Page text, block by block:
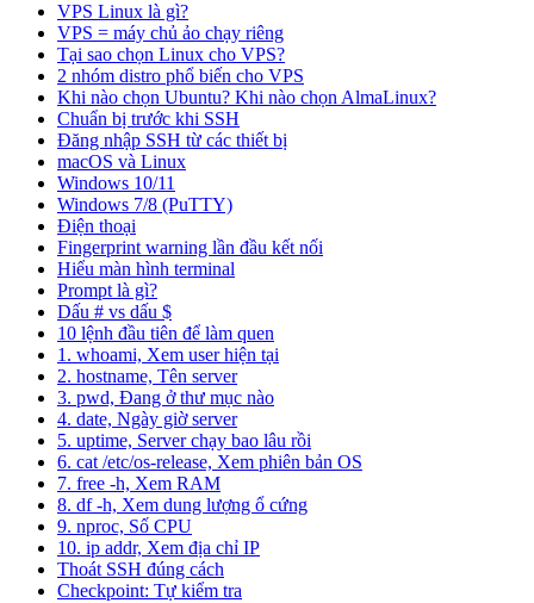
VPS Linux là gì?
VPS = máy chủ ảo chạy riêng
Tại sao chọn Linux cho VPS?
2 nhóm distro phổ biến cho VPS
Khi nào chọn Ubuntu? Khi nào chọn AlmaLinux?
Chuẩn bị trước khi SSH
Đăng nhập SSH từ các thiết bị
macOS và Linux
Windows 10/11
Windows 7/8 (PuTTY)
Điện thoại
Fingerprint warning lần đầu kết nối
Hiểu màn hình terminal
Prompt là gì?
Dấu # vs dấu $
10 lệnh đầu tiên để làm quen
1. whoami, Xem user hiện tại
2. hostname, Tên server
3. pwd, Đang ở thư mục nào
4. date, Ngày giờ server
5. uptime, Server chạy bao lâu rồi
6. cat /etc/os-release, Xem phiên bản OS
7. free -h, Xem RAM
8. df -h, Xem dung lượng ổ cứng
9. nproc, Số CPU
10. ip addr, Xem địa chỉ IP
Thoát SSH đúng cách
Checkpoint: Tự kiểm tra